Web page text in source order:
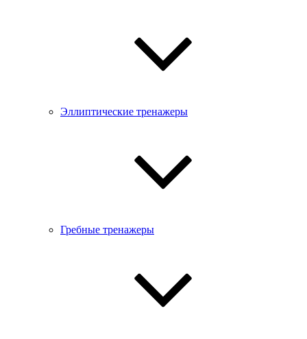
Эллиптические тренажеры
Гребные тренажеры